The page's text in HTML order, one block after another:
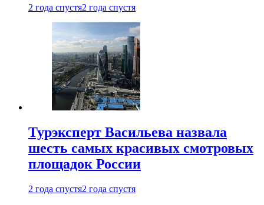
2 года спустя2 года спустя
Турэксперт Васильева назвала
шесть самых красивых смотровых
площадок России
2 года спустя2 года спустя